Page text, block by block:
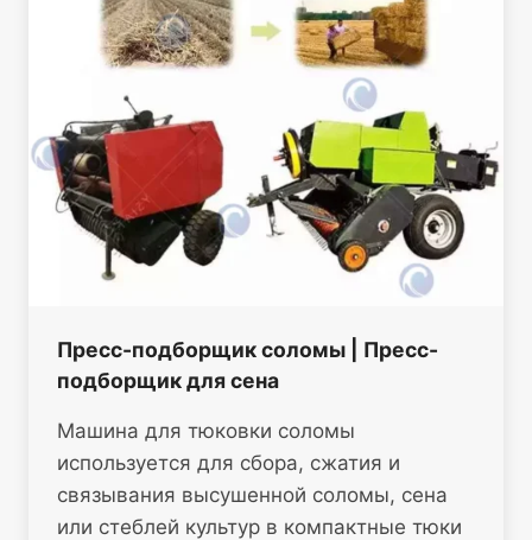
Пресс-подборщик соломы | Пресс-
подборщик для сена
Машина для тюковки соломы
используется для сбора, сжатия и
связывания высушенной соломы, сена
или стеблей культур в компактные тюки